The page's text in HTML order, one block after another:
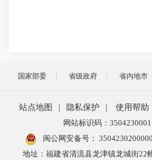
国家部委 省级政府 省内地市
站点地图 隐私保护 使用帮助
网站标识码：3504230001
闽公网安备号：
地址：福建省清流县龙津镇龙城街22